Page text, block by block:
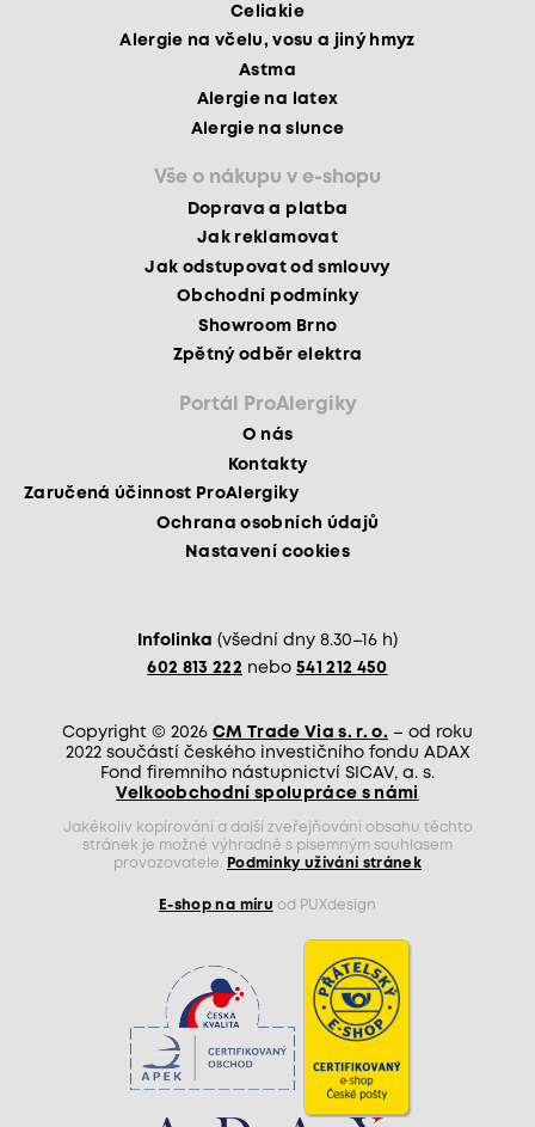
Celiakie
Alergie na včelu, vosu a jiný hmyz
Astma
Alergie na latex
Alergie na slunce
Vše o nákupu v e-shopu
Doprava a platba
Jak reklamovat
Jak odstupovat od smlouvy
Obchodní podmínky
Showroom Brno
Zpětný odběr elektra
Portál ProAlergiky
O nás
Kontakty
Zaručená účinnost ProAlergiky
Ochrana osobních údajů
Nastavení cookies
Infolinka (všední dny 8.30–16 h)
602 813 222 nebo 541 212 450
Copyright © 2026 CM Trade Via s. r. o. – od roku
2022 součástí českého investičního fondu ADAX
Fond firemního nástupnictví SICAV, a. s.
Velkoobchodní spolupráce s námi
Jakékoliv kopírování a další zveřejňování obsahu těchto
stránek je možné výhradně s písemným souhlasem
provozovatele.
Podmínky užívání stránek
E-shop na míru od PUXdesign